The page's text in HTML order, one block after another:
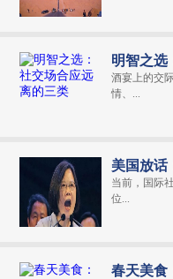
明智之选
酒宴上的交
情、...
美国放话
当前，国际
位...
春天美食